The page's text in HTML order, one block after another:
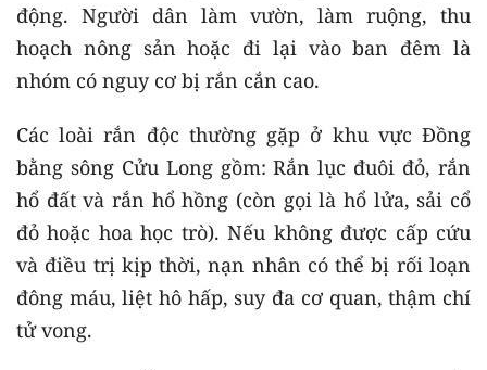
động. Người dân làm vườn, làm ruộng, thu
hoạch nông sản hoặc đi lại vào ban đêm là
nhóm có nguy cơ bị rắn cắn cao.
Các loài rắn độc thường gặp ở khu vực Đồng
bằng sông Cửu Long gồm: Rắn lục đuôi đỏ, rắn
hổ đất và rắn hổ hồng (còn gọi là hổ lửa, sải cổ
đỏ hoặc hoa học trò). Nếu không được cấp cứu
và điều trị kịp thời, nạn nhân có thể bị rối loạn
đông máu, liệt hô hấp, suy đa cơ quan, thậm chí
tử vong.